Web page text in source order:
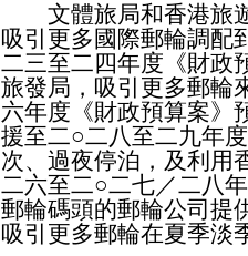
文體旅局和香港旅遊
吸引更多國際郵輪調配
二三至二四年度《財政
旅發局，吸引更多郵輪
六年度《財政預算案》
援至二○二八至二九年
次、過夜停泊，及利用
二六至二○二七／二八
郵輪碼頭的郵輪公司提
吸引更多郵輪在夏季淡